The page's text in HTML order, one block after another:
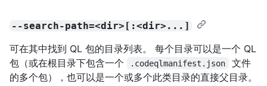
--search-path=<dir>[:<dir>...]
可在其中找到 QL 包的目录列表。 每个目录可以是一个 QL
包（或在根目录下包含一个
.codeqlmanifest.json
文件
的多个包），也可以是一个或多个此类目录的直接父目录。